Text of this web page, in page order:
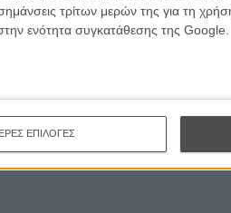
τρίτων μερών της για τη
ενότητα συγκατάθεσης της Google.
ΕΠΙΛΟΓΕΣ